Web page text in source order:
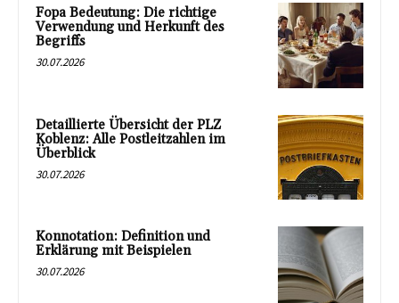
Fopa Bedeutung: Die richtige
Verwendung und Herkunft des
Begriffs
30.07.2026
Detaillierte Übersicht der PLZ
Koblenz: Alle Postleitzahlen im
Überblick
30.07.2026
Konnotation: Definition und
Erklärung mit Beispielen
30.07.2026